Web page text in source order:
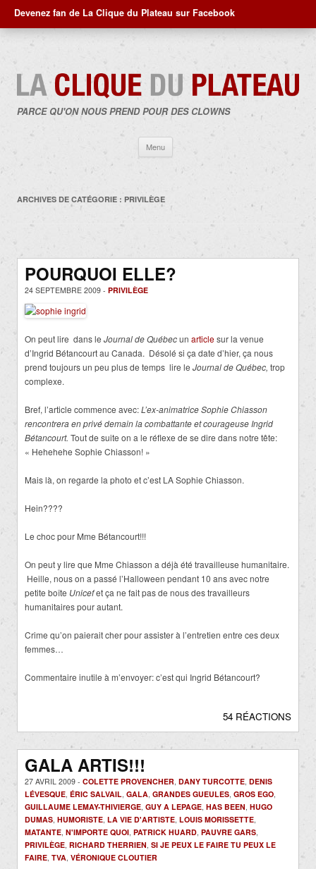
Devenez fan de La Clique du Plateau sur Facebook
PARCE QU'ON NOUS PREND POUR DES CLOWNS
Menu
contenu
ARCHIVES DE CATÉGORIE : PRIVILÈGE
POURQUOI ELLE?
24 SEPTEMBRE 2009 - PRIVILÈGE
On peut lire dans le Journal de Québecun articlesur la venue
d’Ingrid Bétancourt au Canada. Désolé si ça date d’hier, ça nous
prend toujours un peu plus de temps lire le Journal de Québec, trop
complexe.
Bref, l’article commence avec:L’ex-animatrice Sophie Chiasson
rencontrera en privé demain la combattante et courageuse Ingrid
Bétancourt. Tout de suite on a le réflexe de se dire dans notre tête:
« Hehehehe Sophie Chiasson! »
Mais là, on regarde la photo et c’est LA Sophie Chiasson.
Hein????
Le choc pour Mme Bétancourt!!!
On peut y lire que Mme Chiasson a déjà été travailleuse humanitaire.
Heille, nous on a passé l’Halloween pendant 10 ans avec notre
petite boîte Unicefet ça ne fait pas de nous des travailleurs
humanitaires pour autant.
Crime qu’on paierait cher pour assister à l’entretien entre ces deux
femmes…
Commentaire inutile à m’envoyer: c’est qui Ingrid Bétancourt?
54 RÉACTIONS
GALA ARTIS!!!
27 AVRIL 2009 - COLETTE PROVENCHER, DANY TURCOTTE, DENIS
LÉVESQUE, ÉRIC SALVAIL, GALA, GRANDES GUEULES, GROS EGO,
GUILLAUME LEMAY-THIVIERGE, GUY A LEPAGE, HAS BEEN, HUGO
DUMAS, HUMORISTE, LA VIE D'ARTISTE, LOUIS MORISSETTE,
MATANTE, N'IMPORTE QUOI, PATRICK HUARD, PAUVRE GARS,
PRIVILÈGE, RICHARD THERRIEN, SI JE PEUX LE FAIRE TU PEUX LE
FAIRE, TVA, VÉRONIQUE CLOUTIER